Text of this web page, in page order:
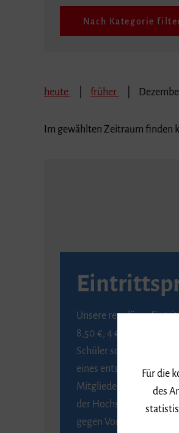
Nach Kategorie
heute früher
Im gewählten Zeitraum finden
Unsere regulären
8,50 €, 4 € ermäßigt für
Schüler sowie
eines entsprechenden
Mitglieder der
der Hochschule für
gegen Vorlage des
Für die
des